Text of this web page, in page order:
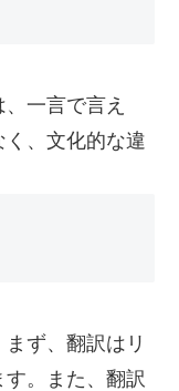
一言で言え
、文化的な違
ず、翻訳はリ
。また、翻訳